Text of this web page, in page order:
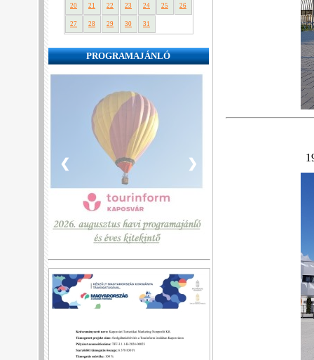
20 21 22 23 24 25 26
27 28 29 30 31
PROGRAMAJÁNLÓ
❮ ❯